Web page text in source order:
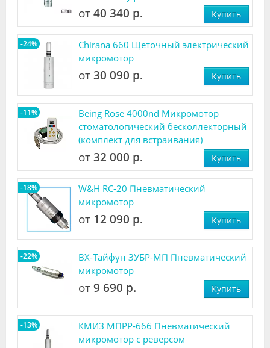
от 40 340 р. Купить
-24%
Chirana 660 Щеточный электрический
микромотор
от 30 090 р. Купить
-11%
Being Rose 4000nd Микромотор
стоматологический бесколлекторный
(комплект для встраивания)
от 32 000 р. Купить
-18%
W&H RC-20 Пневматический
микромотор
от 12 090 р. Купить
-22%
ВХ-Тайфун ЗУБР-МП Пневматический
микромотор
от 9 690 р. Купить
-13%
КМИЗ МПРР-666 Пневматический
микромотор с реверсом